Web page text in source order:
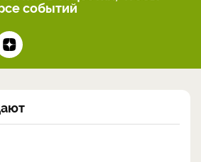
событий